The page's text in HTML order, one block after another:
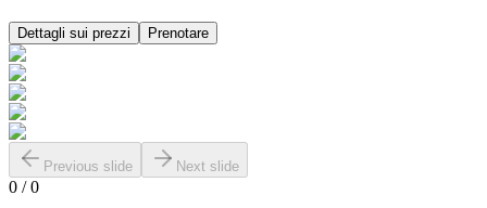
Dettagli sui prezzi Prenotare
Previous slide Next slide
0 /0